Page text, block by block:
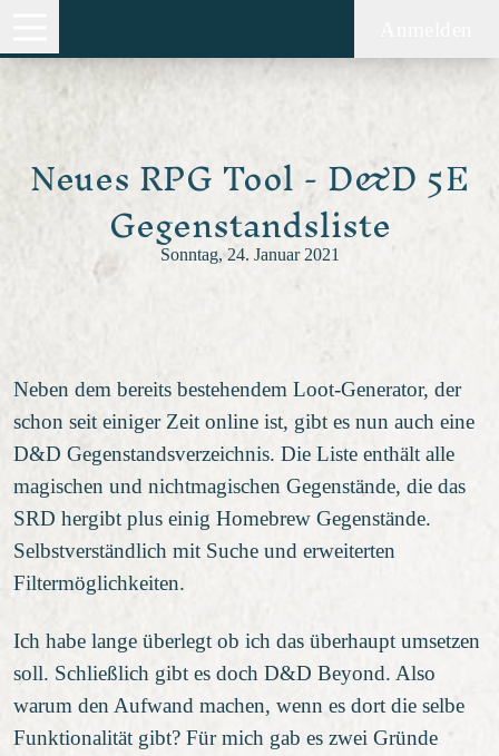
Neues RPG Tool - D&D 5E
Gegenstandsliste
Sonntag, 24. Januar 2021
Neben dem bereits bestehendem Loot-Generator, der
schon seit einiger Zeit online ist, gibt es nun auch eine
D&D Gegenstandsverzeichnis. Die Liste enthält alle
magischen und nichtmagischen Gegenstände, die das
SRD hergibt plus einig Homebrew Gegenstände.
Selbstverständlich mit Suche und erweiterten
Filtermöglichkeiten.
Ich habe lange überlegt ob ich das überhaupt umsetzen
soll. Schließlich gibt es doch D&D Beyond. Also
warum den Aufwand machen, wenn es dort die selbe
Funktionalität gibt? Für mich gab es zwei Gründe